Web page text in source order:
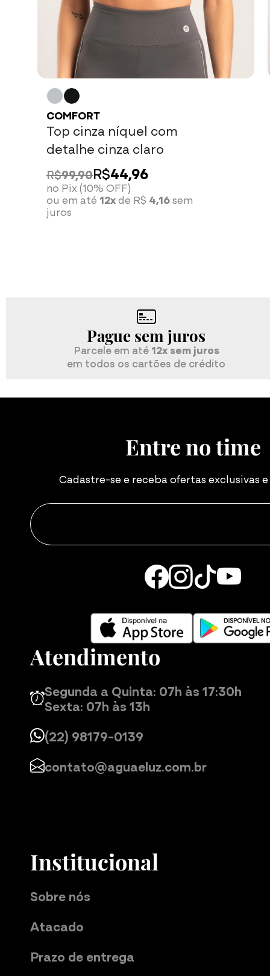
COMFORT
Top cinza níquel com
detalhe cinza claro
R$99,90R$44,96
no Pix (10% OFF)
ou em até 12xde R$ 4,16sem
juros
Desconto no Pix
10% offnas compras via Pix
Entre no time
Cadastre-se e receba ofertas exclusivas
Atendimento
Segunda a Quinta: 07h às 17:30h
Sexta: 07h às 13h
(22) 98179-0139
contato@aguaeluz.com.br
Institucional
Sobre nós
Atacado
Prazo de entrega